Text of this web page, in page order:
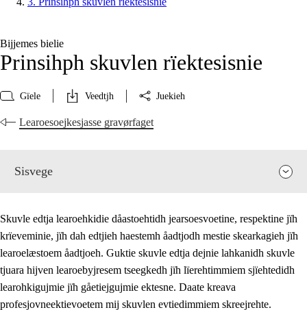
Bijjemes bielie
Prinsihph skuvlen rïektesisnie
Gïele Veedtjh Juekieh
Learoesoejkesjasse gravørfaget
Sisvege
Skuvle edtja learoehkidie dåastoehtidh jearsoesvoetine, respektine jïh
krïeveminie, jïh dah edtjieh haestemh åadtjodh mestie skearkagieh jïh
learoelæstoem åadtjoeh. Guktie skuvle edtja dejnie lahkanidh skuvle
tjuara hijven learoebyjresem tseegkedh jïh lïerehtimmiem sjïehtedidh
learohkigujmie jïh gåetiejgujmie ektesne. Daate kreava
profesjovneektievoetem mij skuvlen evtiedimmiem skreejrehte.